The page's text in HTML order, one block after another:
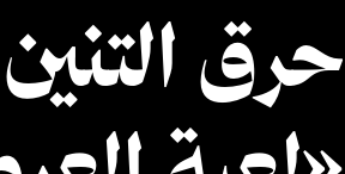
حرق